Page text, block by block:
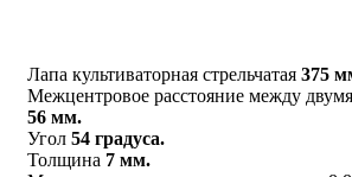
Лапа культиваторная стрельчатая 375
Межцентровое расстояние между
56 мм.
Угол 54 градуса.
Толщина 7 мм.